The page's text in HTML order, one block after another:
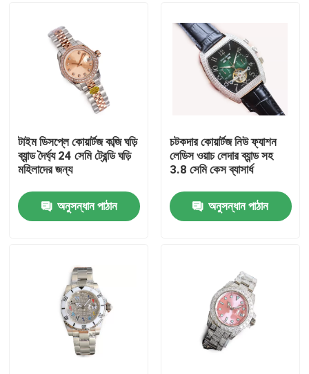
আমাদের সম্বন্ধে
কারখানা পরিদর্শন
গুণমান নিয়ন্ত্রণ
একটি উদ্ধৃতি অনুরোধ করুন
যান্ত্রিক পাঁজরের ঘড়ি
টাইম ডিসপ্লে কোয়ার্টজ কব্জি ঘড়ি
ব্যান্ড দৈর্ঘ্য 24 সেমি ট্রেন্ডি ঘড়ি
মহিলাদের জন্য
অনুসন্ধান পাঠান
চটকদার কোয়ার্টজ নিউ ফ্যাশন
লেডিস ওয়াচ লেদার ব্যান্ড সহ
3.8 সেমি কেস ব্যাসার্ধ
অনুসন্ধান পাঠান